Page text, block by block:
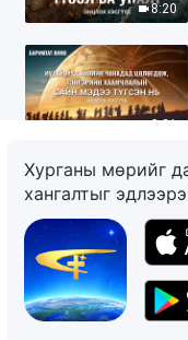
8:20
3:21
6:55
Хурганы мөрийг
хангалтыг